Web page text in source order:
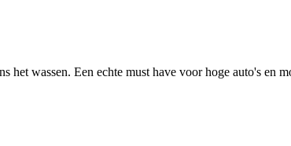
wassen. Een echte must have voor hoge auto's en